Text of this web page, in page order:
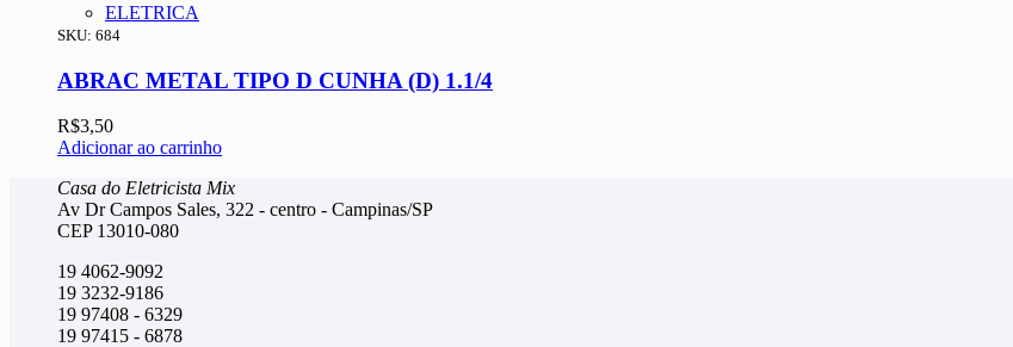
ELETRICA
SKU: 684
ABRAC METAL TIPO D CUNHA (D) 1.1/4
R$3,50
Adicionar ao carrinho
Casa do Eletricista Mix
Av Dr Campos Sales, 322 - centro - Campinas/SP
CEP 13010-080
19 4062-9092
19 3232-9186
19 97408 - 6329
19 97415 - 6878